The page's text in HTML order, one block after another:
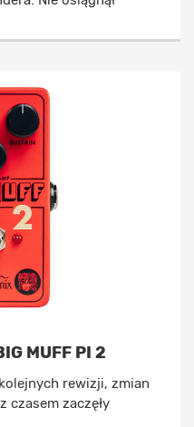
MUFF PI 2
rewizji, zmian
czasem zaczęły